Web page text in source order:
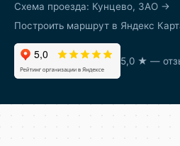
Схема проезда: Кунцево, ЗАО →
Построить маршрут в Яндекс
5,0 ★ —